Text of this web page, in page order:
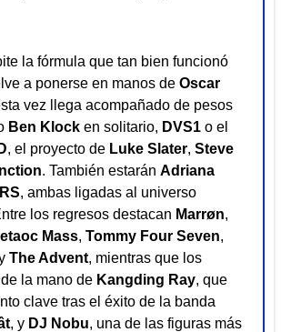
la fórmula que tan bien funcionó
a ponerse en manos de Oscar
vez llega acompañado de pesos
Ben Klock en solitario, DVS1 o el
, el proyecto de Luke Slater, Steve
. También estarán Adriana
, ambas ligadas al universo
los regresos destacan Marrøn,
Mass, Tommy Four Seven,
The Advent, mientras que los
la mano de Kangding Ray, que
clave tras el éxito de la banda
, y DJ Nobu, una de las figuras más